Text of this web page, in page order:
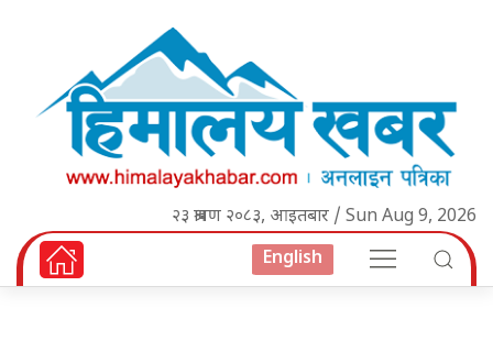
२३ श्रावण २०८३, आइतबार / Sun Aug 9, 2026
English